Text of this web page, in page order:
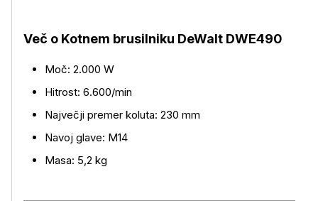
Več o Kotnem brusilniku DeWalt DWE490
Moč: 2.000 W
Hitrost: 6.600/min
Največji premer koluta: 230 mm
Navoj glave: M14
Masa: 5,2 kg